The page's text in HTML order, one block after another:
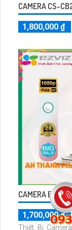
CAMERA CS-
1,800,000 ₫
CAMERA
1,700,000 ₫
Thiết Bị